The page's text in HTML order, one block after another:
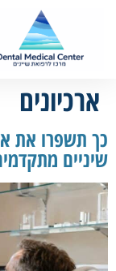
ארכיונים
כך תשפרו את
שיניים